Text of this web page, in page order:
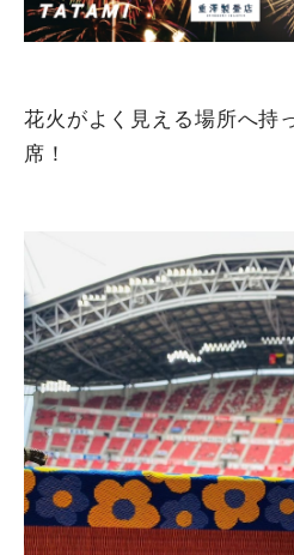
花火がよく見える場所へ持
席！